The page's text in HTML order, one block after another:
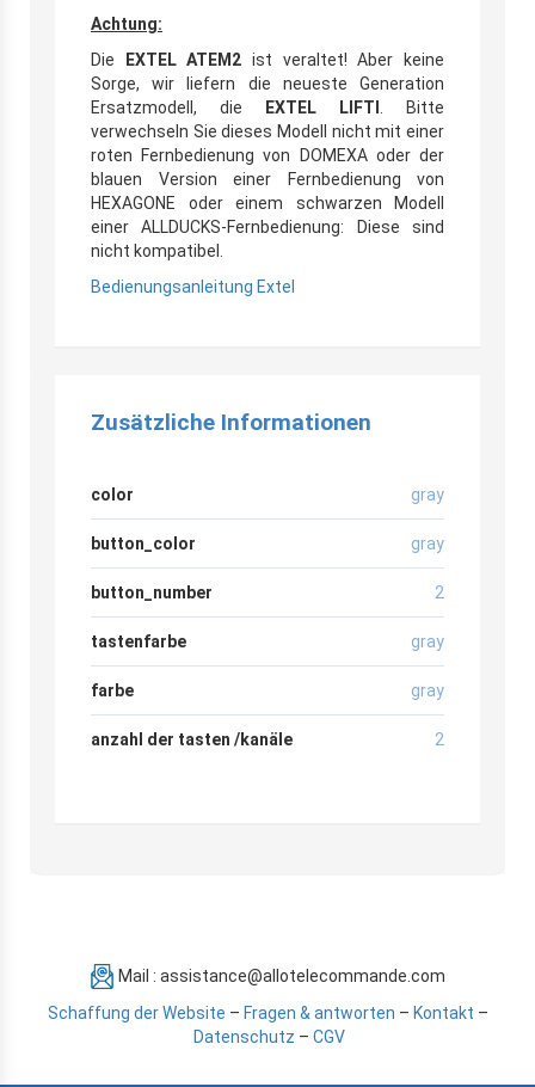
Achtung:
Die EXTEL ATEM2 ist veraltet! Aber keine
Sorge, wir liefern die neueste Generation
Ersatzmodell, die EXTEL LIFTI . Bitte
verwechseln Sie dieses Modell nicht mit einer
roten Fernbedienung von DOMEXA oder der
blauen Version einer Fernbedienung von
HEXAGONE oder einem schwarzen Modell
einer ALLDUCKS-Fernbedienung: Diese sind
nicht kompatibel.
Bedienungsanleitung Extel
Zusätzliche Informationen
color gray
button_color gray
button_number 2
tastenfarbe gray
farbe gray
anzahl der tasten /kanäle 2
Mail : assistance@allotelecommande.com
Schaffung der Website – Fragen & antworten – Kontakt –
Datenschutz – CGV